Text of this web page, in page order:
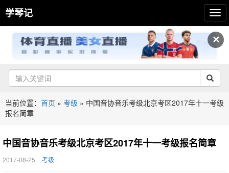
✕
学琴记
当前位置： 首页 » 考级 » 中国音协音乐考级北京考区2017年十一考级
报名简章
中国音协音乐考级北京考区2017年十一考级报名简章
2017-08-25 考级